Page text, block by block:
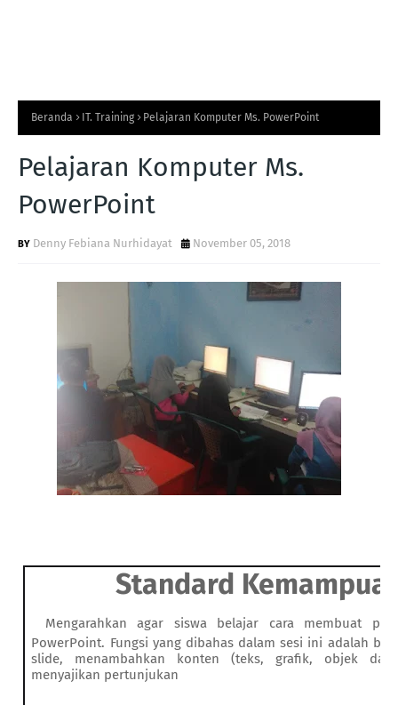
Beranda IT. Training Pelajaran Komputer Ms. PowerPoint
Pelajaran Komputer Ms.
PowerPoint
Denny Febiana Nurhidayat November 05, 2018
Standard
Mengarahkan agar siswa belajar cara membuat
PowerPoint. Fungsi yang dibahas dalam sesi ini adalah
slide, menambahkan konten (teks, grafik, objek
menyajikan pertunjukan